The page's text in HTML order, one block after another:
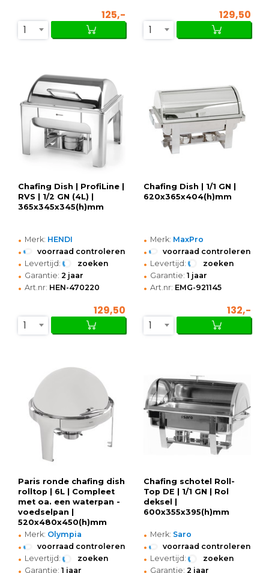
125,-
1
129,50
1
Chafing Dish | ProfiLine |
RVS | 1/2 GN (4L) |
365x345x345(h)mm
• Merk: HENDI
• voorraad controleren
• Levertijd: zoeken
• Garantie: 2 jaar
• Art.nr: HEN-470220
129,50
1
Chafing Dish | 1/1 GN |
620x365x404(h)mm
• Merk: MaxPro
• voorraad controleren
• Levertijd: zoeken
• Garantie: 1 jaar
• Art.nr: EMG-921145
132,-
1
Paris ronde chafing dish
rolltop | 6L | Compleet
met oa. een waterpan -
voedselpan |
520x480x450(h)mm
• Merk: Olympia
• voorraad controleren
• Levertijd: zoeken
Garantie: 1 jaar
Chafing schotel Roll-
Top DE | 1/1 GN | Rol
deksel |
600x355x395(h)mm
• Merk: Saro
• voorraad controleren
• Levertijd: zoeken
Garantie: 2 jaar